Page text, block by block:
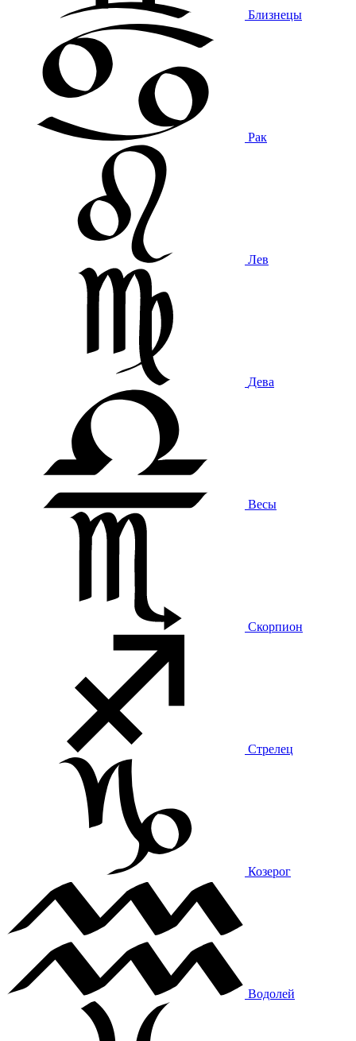
Близнецы
Рак
Лев
Дева
Весы
Скорпион
Стрелец
Козерог
Водолей